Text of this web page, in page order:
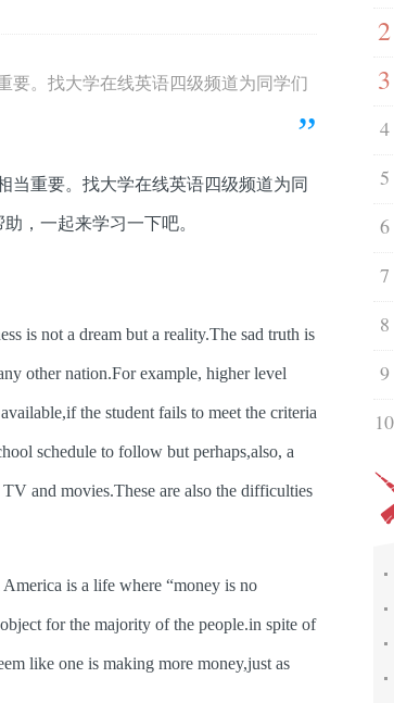
要。找大学在线英语四级频道为同学们
重要。找大学在线英语四级频道为同
，一起来学习一下吧。
is not a dream but a reality.The sad truth is
other nation.For example, higher level
the student fails to meet the criteria
schedule to follow but perhaps,also, a
and movies.These are also the difficulties
is a life where “money is no
for the majority of the people.in spite of
like one is making more money,just as
2
3
4
5
6
7
8
9
10